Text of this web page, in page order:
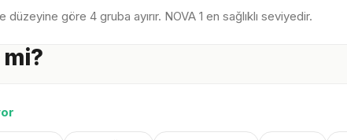
düzeyine göre 4 gruba ayırır. NOVA 1 en sağlıklı seviyedir.